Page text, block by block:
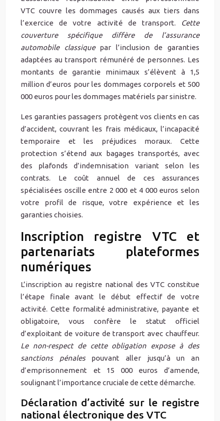
VTC couvre les dommages causés aux tiers dans
l’exercice de votre activité de transport.
Cette
couverture spécifique diffère de l’assurance
automobile classique par l’inclusion de garanties
adaptées au transport rémunéré de personnes. Les
montants de garantie minimaux s’élèvent à 1,5
million d’euros pour les dommages corporels et 500
000 euros pour les dommages matériels par sinistre.
Les garanties passagers protègent vos clients en cas
d’accident, couvrant les frais médicaux, l’incapacité
temporaire et les préjudices moraux. Cette
protection s’étend aux bagages transportés, avec
des plafonds d’indemnisation variant selon les
contrats. Le coût annuel de ces assurances
spécialisées oscille entre 2 000 et 4 000 euros selon
votre profil de risque, votre expérience et les
garanties choisies.
Inscription registre VTC et
partenariats plateformes
numériques
L’inscription au registre national des VTC constitue
l’étape finale avant le début effectif de votre
activité. Cette formalité administrative, payante et
obligatoire, vous confère le statut officiel
d’exploitant de voiture de transport avec chauffeur.
Le non-respect de cette obligation expose à des
sanctions pénales pouvant aller jusqu’à un an
d’emprisonnement et 15 000 euros d’amende,
soulignant l’importance cruciale de cette démarche.
Déclaration d’activité sur le registre
national électronique des VTC